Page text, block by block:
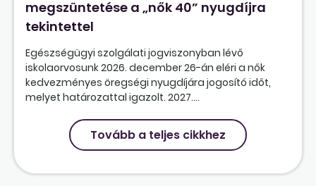
megszüntetése a „nők 40” nyugdíjra
tekintettel
Egészségügyi szolgálati jogviszonyban lévő
iskolaorvosunk 2026. december 26-án eléri a nők
kedvezményes öregségi nyugdíjára jogosító időt,
melyet határozattal igazolt. 2027....
Tovább a teljes cikkhez